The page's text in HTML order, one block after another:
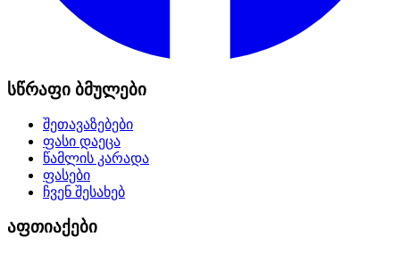
სწრაფი ბმულები
შეთავაზებები
ფასი დაეცა
წამლის კარადა
ფასები
ჩვენ შესახებ
აფთიაქები